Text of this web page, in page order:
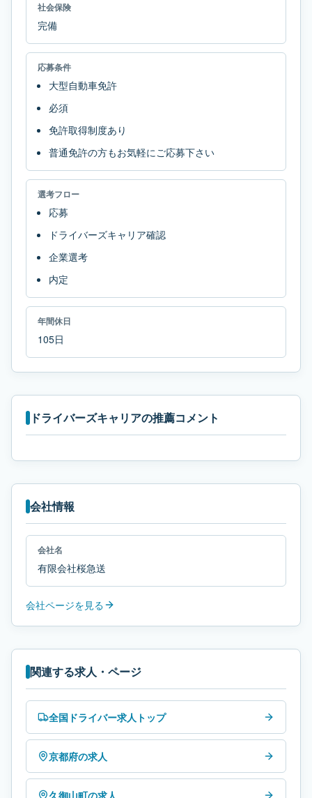
社会保険
完備
応募条件
大型自動車免許
必須
免許取得制度あり
普通免許の方もお気軽にご応募下さい
選考フロー
応募
ドライバーズキャリア確認
企業選考
内定
年間休日
105日
ドライバーズキャリアの推薦コメント
会社情報
会社名
有限会社桜急送
会社ページを見る
関連する求人・ページ
全国ドライバー求人トップ
京都府の求人
久御山町の求人